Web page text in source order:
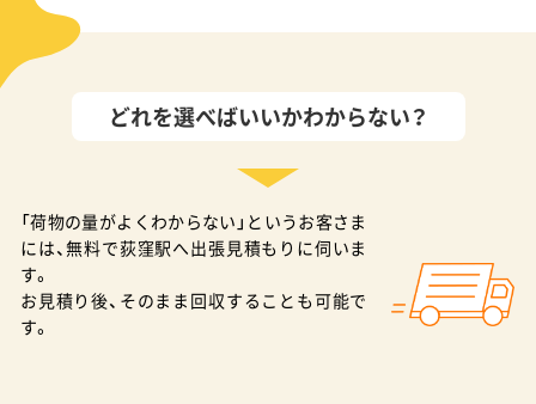
どれを選べばいいかわからない？
「荷物の量がよくわからない」というお客さま
には、無料で荻窪駅へ出張見積もりに伺いま
す。
お見積り後、そのまま回収することも可能で
す。